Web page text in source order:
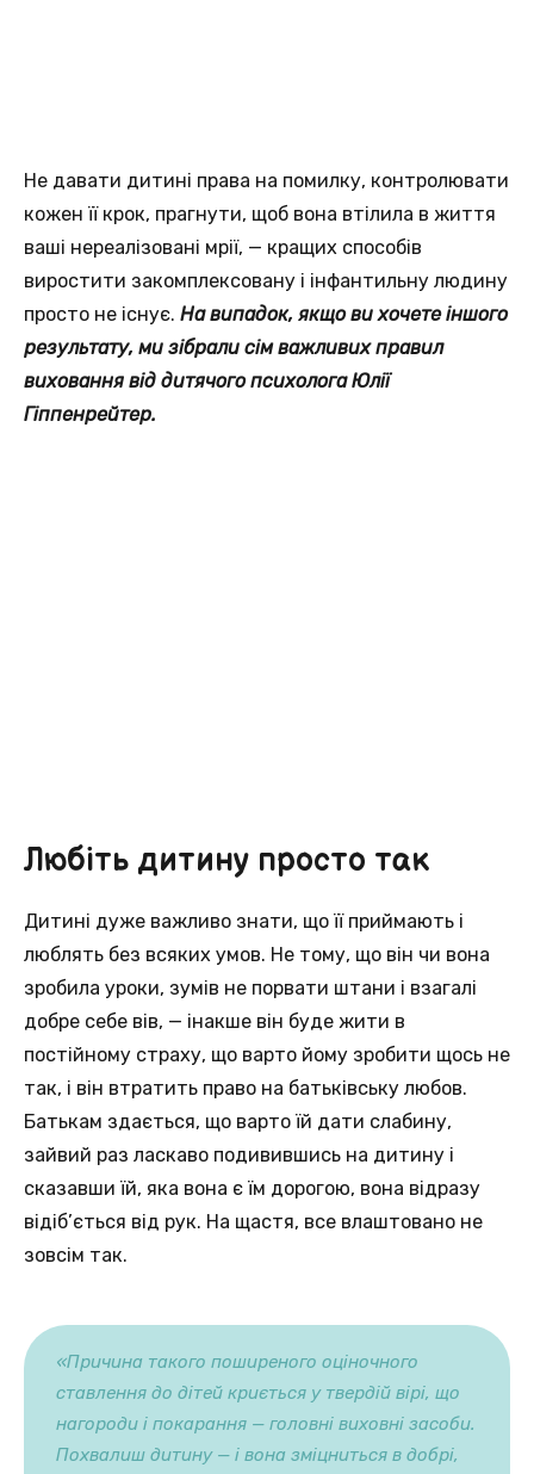
Не давати дитині права на помилку, контролювати
кожен її крок, прагнути, щоб вона втілила в життя
ваші нереалізовані мрії, — кращих способів
виростити закомплексовану і інфантильну людину
просто не існує. На випадок, якщо ви хочете іншого
результату, ми зібрали сім важливих правил
виховання від дитячого психолога Юлії
Гіппенрейтер.
Любіть дитину просто так
Дитині дуже важливо знати, що її приймають і
люблять без всяких умов. Не тому, що він чи вона
зробила уроки, зумів не порвати штани і взагалі
добре себе вів, — інакше він буде жити в
постійному страху, що варто йому зробити щось не
так, і він втратить право на батьківську любов.
Батькам здається, що варто їй дати слабину,
зайвий раз ласкаво подивившись на дитину і
сказавши їй, яка вона є їм дорогою, вона відразу
відіб’ється від рук. На щастя, все влаштовано не
зовсім так.
«Причина такого поширеного оціночного
ставлення до дітей криється у твердій вірі, що
нагороди і покарання — головні виховні засоби.
Похвалиш дитину — і вона зміцниться в добрі,